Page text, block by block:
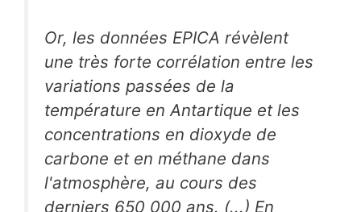
Or, les données EPICA révèlent
une très forte corrélation entre les
variations passées de la
température en Antartique et les
concentrations en dioxyde de
carbone et en méthane dans
l'atmosphère, au cours des
derniers 650 000 ans. (...) En